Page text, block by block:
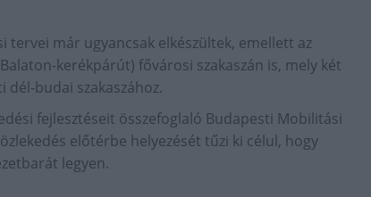
tervei már ugyancsak elkészültek, emellett az
kerékpárút) fővárosi szakaszán is, mely két
budai szakaszához.
fejlesztéseit összefoglaló Budapesti Mobilitási
előtérbe helyezését tűzi ki célul, hogy
legyen.